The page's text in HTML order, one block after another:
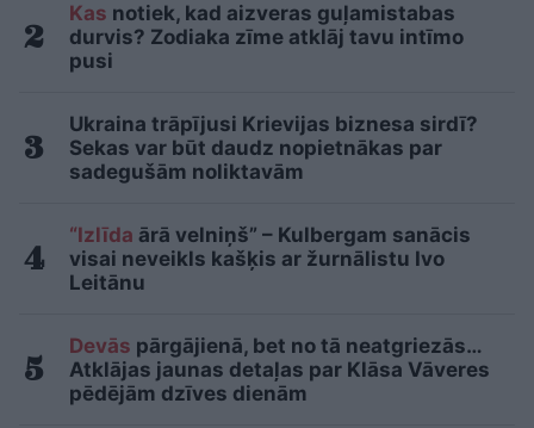
Kas notiek, kad aizveras guļamistabas
durvis? Zodiaka zīme atklāj tavu intīmo
pusi
Ukraina trāpījusi Krievijas biznesa sirdī?
Sekas var būt daudz nopietnākas par
sadegušām noliktavām
“Izlīda ārā velniņš” – Kulbergam sanācis
visai neveikls kašķis ar žurnālistu Ivo
Leitānu
Devās pārgājienā, bet no tā neatgriezās…
Atklājas jaunas detaļas par Klāsa Vāveres
pēdējām dzīves dienām